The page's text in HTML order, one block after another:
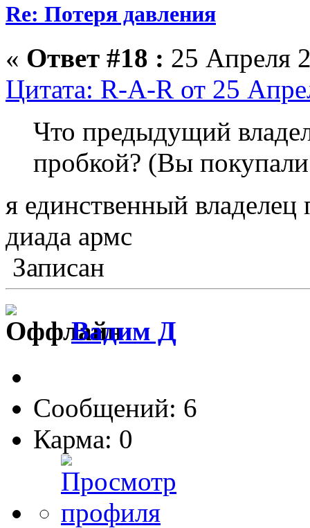
Re: Потеря давления
« Ответ #18 : 25 Апреля
Цитата: R-A-R от 25
Что предыдущий
пробкой? (Вы
я единственный владелец
диада армс
Записан
Вадим Д
Сообщений: 6
Карма: 0